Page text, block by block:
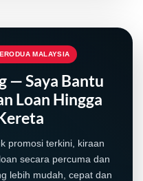
MALAYSIA
— Saya Bantu
Loan Hingga
promosi terkini, kiraan
secara percuma dan
lebih mudah, cepat dan